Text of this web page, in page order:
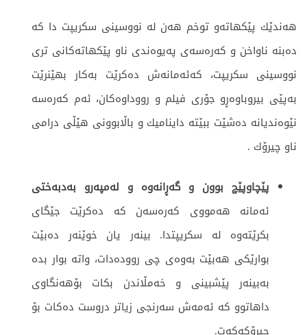
هه‌ندێك پێكهاته‌و توخم هه‌ن له‌ نووسینی سكریپت دا کە
ده‌بنه‌ ناواخن و كه‌ره‌سه‌ی پەیوه‌ندی ناو پێكهاته‌كانی تری
نووسینی سكریپت، كه‌ئه‌مانه‌ش ده‌كرێت به‌كار بهێنرێت
بەپێی بیروباوه‌ڕو جۆری فیلم و رووداوه‌كان، ئه‌م كه‌ره‌سه‌
نێوه‌ندیانه‌ ده‌شێت ببێتە داینامیك و باڵابوونی هێڵی درامی
ناو چیرۆك .
پێچاوپێچ بوون و گه‌ڕانه‌وه‌ و له‌مپه‌رو به‌دبه‌ختی
ئه‌مانه‌ هه‌مووی كه‌ره‌سه‌ن كه‌ ده‌كرێت جێگای
بكرێته‌وه‌ له‌ سكریپتدا. بینه‌ر یان خوێنه‌ر ده‌بێت
بوارێكی هه‌بێت به‌وه‌ی چی رووده‌دات، واته‌ بوار بده‌
به‌بینه‌ر پێشبینی و خه‌مڵاندن بكات بۆهه‌نگاوی
داهاتوو كه ‌ئه‌مه‌ش سه‌رنجی زیاتر دروست دەکات بۆ
چیرۆكه‌كه‌ت.